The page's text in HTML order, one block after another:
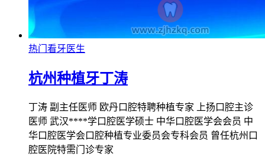
热门看牙医生
杭州种植牙丁涛
丁涛 副主任医师 欧丹口腔特聘种植专家 上扬口腔主诊
医师 武汉****学口腔医学硕士 中华口腔医学会会员 中
华口腔医学会口腔种植专业委员会专科会员 曾任杭州口
腔医院特需门诊专家